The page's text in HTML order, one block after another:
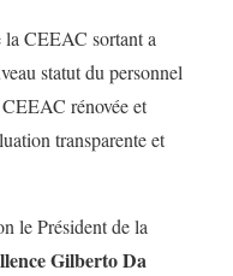
la CEEAC sortant a
statut du personnel
rénovée et
transparente et
le Président de la
Gilberto Da